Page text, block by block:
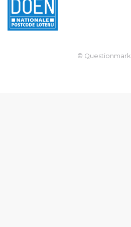
© Questionmark